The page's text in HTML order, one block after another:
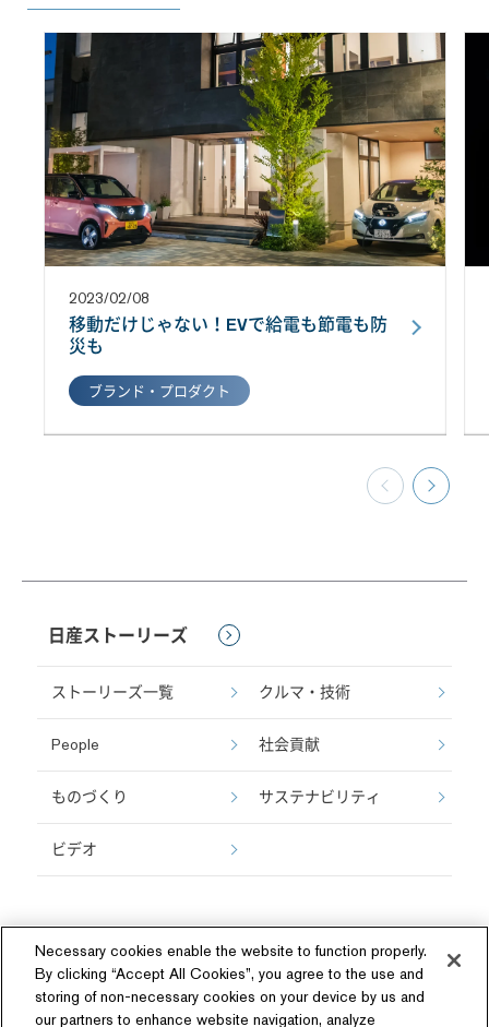
2023/02/08
移動だけじゃない！EVで給電も節電も防
災も
ブランド・プロダクト
日産ストーリーズ
ストーリーズ一覧 クルマ・技術
People 社会貢献
ものづくり サステナビリティ
ビデオ
Necessary cookies enable the website to function properly.
By clicking “Accept All Cookies”, you agree to the use and
storing of non-necessary cookies on your device by us and
our partners to enhance website navigation, analyze